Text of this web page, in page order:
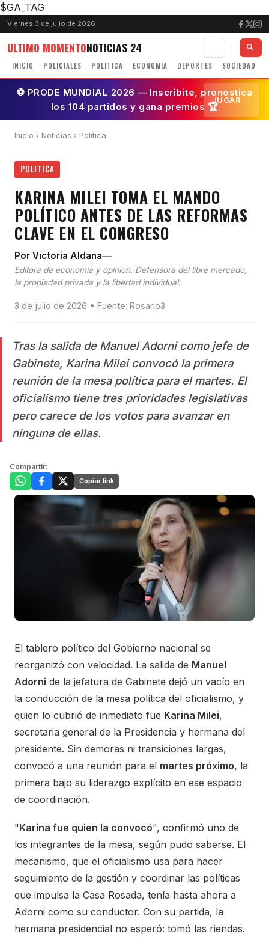
$GA_TAG
Viernes 3 de julio de 2026
ULTIMO MOMENTONOTICIAS 24
INICIO POLICIALES POLITICA ECONOMIA DEPORTES SOCIEDAD
⚽ PRODE MUNDIAL 2026 — Inscribite, pronostica
los 104 partidos y gana premios 🏆
JUGAR →
Inicio › Noticias › Politica
POLITICA
KARINA MILEI TOMA EL MANDO
POLÍTICO ANTES DE LAS REFORMAS
CLAVE EN EL CONGRESO
Por Victoria Aldana—
Editora de economia y opinion. Defensora del libre mercado,
la propiedad privada y la libertad individual.
3 de julio de 2026 • Fuente: Rosario3
Tras la salida de Manuel Adorni como jefe de
Gabinete, Karina Milei convocó la primera
reunión de la mesa política para el martes. El
oficialismo tiene tres prioridades legislativas
pero carece de los votos para avanzar en
ninguna de ellas.
Compartir:
Copiar link
El tablero político del Gobierno nacional se
reorganizó con velocidad. La salida de Manuel
Adorni de la jefatura de Gabinete dejó un vacío en
la conducción de la mesa política del oficialismo, y
quien lo cubrió de inmediato fue Karina Milei,
secretaria general de la Presidencia y hermana del
presidente. Sin demoras ni transiciones largas,
convocó a una reunión para el martes próximo, la
primera bajo su liderazgo explícito en ese espacio
de coordinación.
"Karina fue quien la convocó", confirmó uno de
los integrantes de la mesa, según pudo saberse. El
mecanismo, que el oficialismo usa para hacer
seguimiento de la gestión y coordinar las políticas
que impulsa la Casa Rosada, tenía hasta ahora a
Adorni como su conductor. Con su partida, la
hermana presidencial no esperó: tomó las riendas.